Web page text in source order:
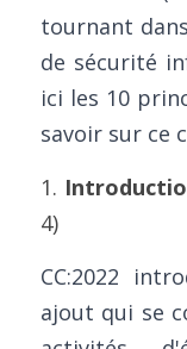
FIPS 140-3
Service
ISO 21434
RED-DA
Projets EU
tournant
de sécurité
ici les 10
savoir sur ce
1.
4)
CC:2022
ajout qui se